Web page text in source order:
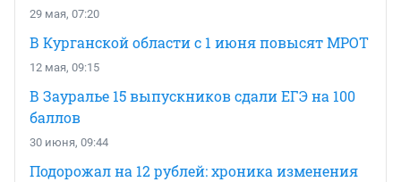
29 мая, 07:20
В Курганской области с 1 июня повысят МРОТ
12 мая, 09:15
В Зауралье 15 выпускников сдали ЕГЭ на 100
баллов
30 июня, 09:44
Подорожал на 12 рублей: хроника изменения